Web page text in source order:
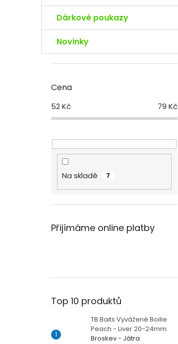
Dárkové poukazy
Novinky
Cena
52Kč 79 Kč
Na skladě 7
Přijímáme online platby
Top 10 produktů
TB Baits Vyvážené Boilie
Peach - Liver 20-24mm
Broskev - Játra